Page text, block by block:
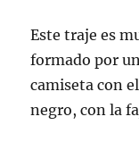
Este traje es
formado por
camiseta con
negro, con la